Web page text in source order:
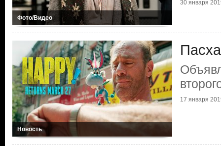
Фото/Видео
30 января
Новость
17 января